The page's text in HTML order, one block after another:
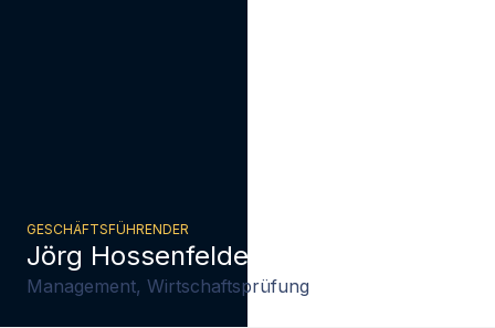
GESCHÄFTSFÜHRENDER
Jörg Hossenfelder
Management, Wirtschaftsprüfung